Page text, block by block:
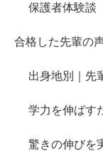
保護者体験談
合格した先輩の
出身地別｜先
学力を伸ばす
驚きの伸びを